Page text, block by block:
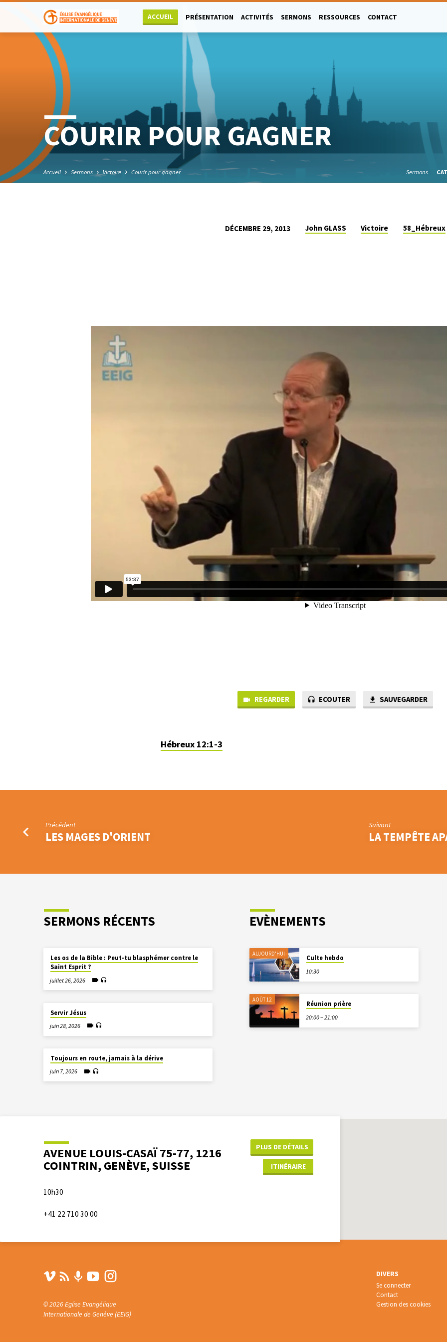
ACCUEIL PRÉSENTATION ACTIVITÉS SERMONS RESSOURCES CONTACT
COURIR POUR GAGNER
Accueil Sermons Victoire Courir pour gagner Sermons
DÉCEMBRE 29, 2013 John GLASS Victoire 58_Hébreux
REGARDER ECOUTER SAUVEGARDER
Hébreux 12:1-3
Précédent
LES MAGES D'ORIENT
Suivant
LA TEMPÊTE
SERMONS RÉCENTS
Les os de la Bible : Peut-tu blasphémer contre le
Saint Esprit ?
juillet 26, 2026
Servir Jésus
juin 28, 2026
Toujours en route, jamais à la dérive
juin 7, 2026
EVÈNEMENTS
AUJOURD'HUI
Culte hebdo
10:30
AOÛT 12
Réunion prière
20:00 – 21:00
AVENUE LOUIS-CASAÏ 75-77, 1216
COINTRIN, GENÈVE, SUISSE
PLUS DE DÉTAILS
ITINÉRAIRE
10h30
+41 22 710 30 00
© 2026 Eglise Evangélique
Internationale de Genève (EEIG)
DIVERS
Se connecter
Contact
Gestion des cookies